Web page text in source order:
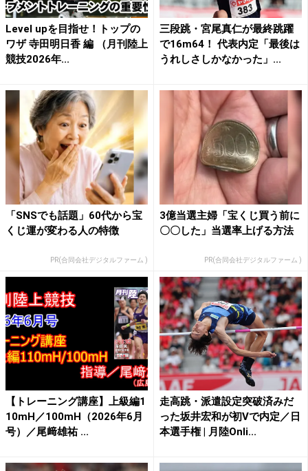
Level upを目指せ！トップの
ワザ 寺田明日香 編 （月刊陸上
競技2026年...
三段跳・宮尾真仁が最終跳躍
で16m64！ 代表内定「最後は
うれしさしかなかった」...
「SNSでも話題」60代から宝
くじ運が変わる人の特徴
PR(合同会社デジタルファーム )
3億当選主婦「宝くじ買う前に
〇〇した」当選率上げる方法
PR(合同会社デジタルファーム )
【トレーニング講座】上級編1
10mH／100mH（2026年6月
号）／尾﨑雄祐 ...
走高跳・派遣設定突破済みだ
った坂井宏和が初Vで内定／日
本選手権 | 月陸Onli...